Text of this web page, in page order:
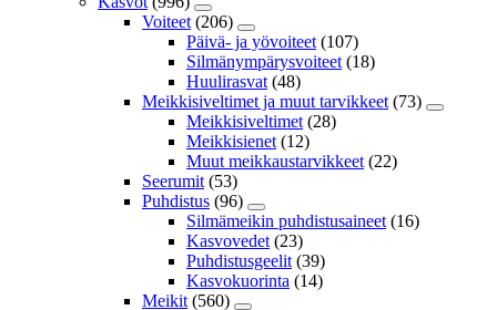
Voiteet (206)
Päivä- ja yövoiteet (107)
Silmänympärysvoiteet (18)
Huulirasvat (48)
Meikkisiveltimet ja muut tarvikkeet (73)
Meikkisiveltimet (28)
Meikkisienet (12)
Muut meikkaustarvikkeet (22)
Seerumit (53)
Puhdistus (96)
Silmämeikin puhdistusaineet (16)
Kasvovedet (23)
Puhdistusgeelit (39)
Kasvokuorinta (14)
Meikit (560)